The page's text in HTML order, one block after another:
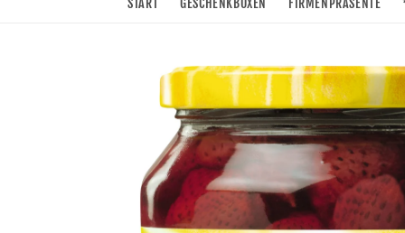
Produktinformationen